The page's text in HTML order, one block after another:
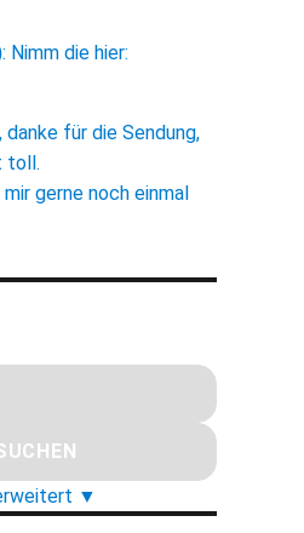
: Nimm die hier:
danke für die Sendung,
toll.
gerne noch einmal
▼